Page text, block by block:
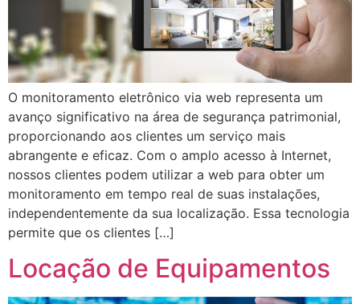
O monitoramento eletrônico via web representa um
avanço significativo na área de segurança patrimonial,
proporcionando aos clientes um serviço mais
abrangente e eficaz. Com o amplo acesso à Internet,
nossos clientes podem utilizar a web para obter um
monitoramento em tempo real de suas instalações,
independentemente da sua localização. Essa tecnologia
permite que os clientes […]
Locação de Equipamentos